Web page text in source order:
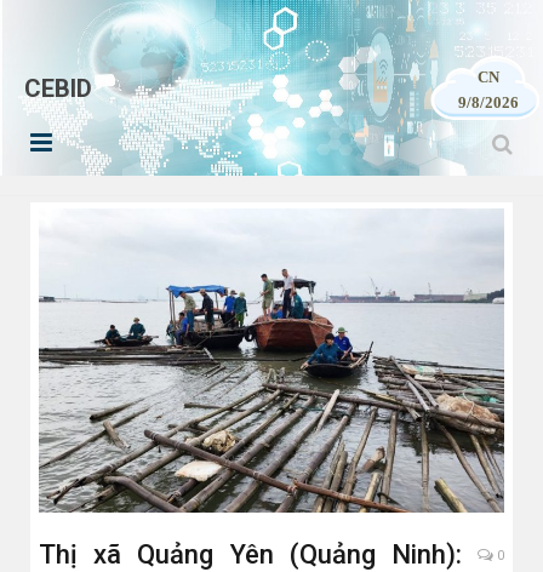
CEBID
CN
9/8/2026
Thị xã Quảng Yên (Quảng Ninh):
0